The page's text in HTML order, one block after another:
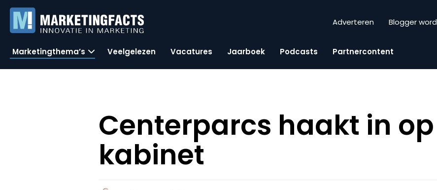
Adverteren Blogger
Marketingthema’s Veelgelezen Vacatures Jaarboek Podcasts Partnercontent
Centerparcs haakt in
kabinet